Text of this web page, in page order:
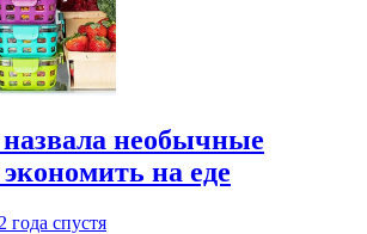
необычные
на еде
2 года спустя